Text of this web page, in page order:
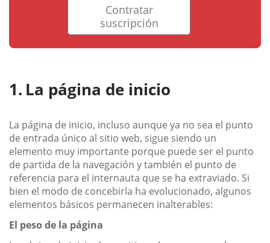
Contratar
suscripción
La página de inicio
La página de inicio, incluso aunque ya no sea el punto
de entrada único al sitio web, sigue siendo un
elemento muy importante porque puede ser el punto
de partida de la navegación y también el punto de
referencia para el internauta que se ha extraviado. Si
bien el modo de concebirla ha evolucionado, algunos
elementos básicos permanecen inalterables:
El peso de la página